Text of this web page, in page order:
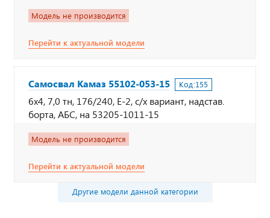
Модель не производится
Перейти к актуальной модели
Самосвал Камаз 55102-053-15 Код:155
6х4, 7,0 тн, 176/240, Е-2, с/х вариант, надстав.
борта, АБС, на 53205-1011-15
Модель не производится
Перейти к актуальной модели
Другие модели данной категории